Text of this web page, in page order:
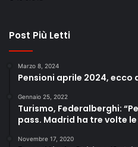
Post Più Letti
Marzo 8, 2024
Pensioni aprile 2024,
Gennaio 25, 2022
Turismo, Federalberghi:
pass. Madrid ha tre volte
Novembre 17, 2020